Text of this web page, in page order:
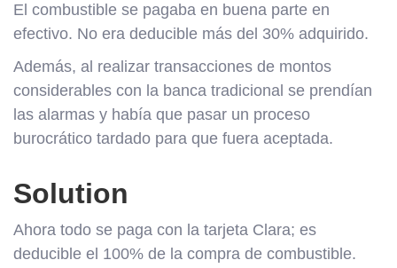
El combustible se pagaba en buena parte en
efectivo. No era deducible más del 30% adquirido.
Además, al realizar transacciones de montos
considerables con la banca tradicional se prendían
las alarmas y había que pasar un proceso
burocrático tardado para que fuera aceptada.
Solution
Ahora todo se paga con la tarjeta Clara; es
deducible el 100% de la compra de combustible.